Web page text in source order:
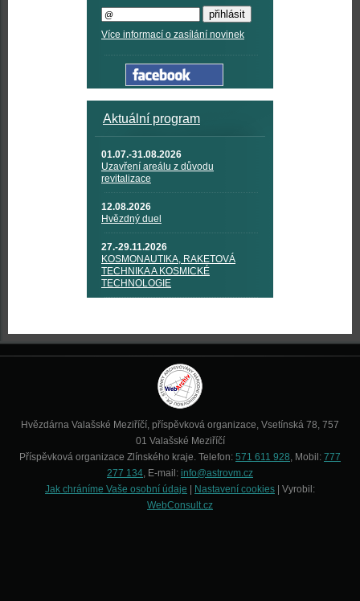
Více informací o zasílání novinek
Aktuální program
01.07.-31.08.2026
Uzavření areálu z důvodu
revitalizace
12.08.2026
Hvězdný duel
27.-29.11.2026
KOSMONAUTIKA, RAKETOVÁ
TECHNIKA A KOSMICKÉ
TECHNOLOGIE
Hvězdárna Valašské Meziříčí, příspěvková organizace, Vsetínská 78, 757
01 Valašské Meziříčí
Příspěvková organizace Zlínského kraje. Telefon: 571 611 928, Mobil: 777
277 134, E-mail: info@astrovm.cz
Jak chráníme Vaše osobní údaje
Nastavení cookies | Vyrobil:
WebConsult.cz